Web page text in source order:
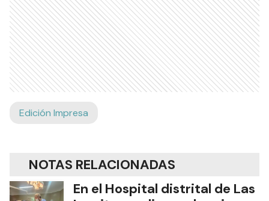
Edición Impresa
NOTAS RELACIONADAS
En el Hospital distrital de Las